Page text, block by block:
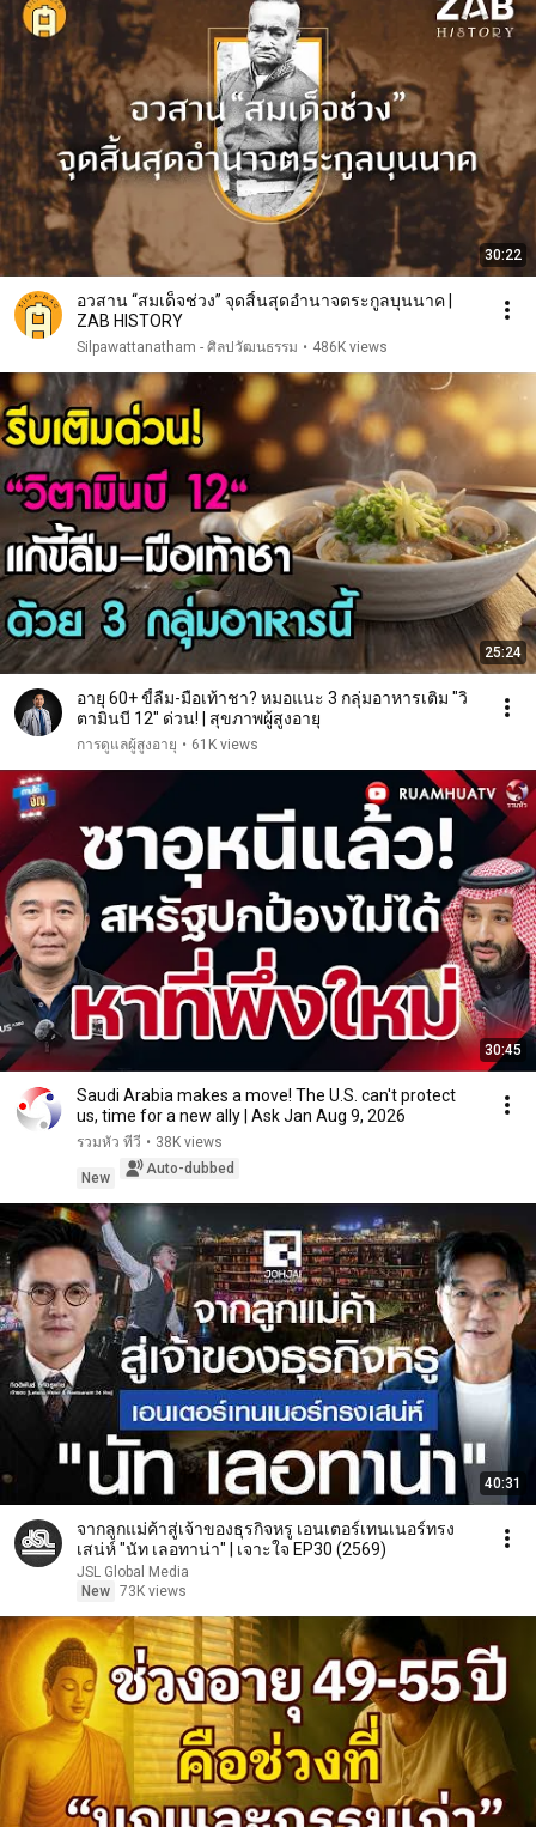
30:22
อวสาน “สมเด็จช่วง” จุดสิ้นสุดอำนาจตระกูลบุนนาค |
ZAB HISTORY
Silpawattanatham - ศิลปวัฒนธรรม • 486K views
25:24
อายุ 60+ ขี้ลืม-มือเท้าชา? หมอแนะ 3 กลุ่มอาหารเติม "วิ
ตามินบี 12" ด่วน! | สุขภาพผู้สูงอายุ
การดูแลผู้สูงอายุ • 61K views
30:45
Saudi Arabia makes a move! The U.S. can't protect
us, time for a new ally | Ask Jan Aug 9, 2026
รวมหัว ทีวี • 38K views
New
Auto-dubbed
40:31
จากลูกแม่ค้าสู่เจ้าของธุรกิจหรู เอนเตอร์เทนเนอร์ทรง
เสน่ห์ "นัท เลอทาน่า" | เจาะใจ EP30 (2569)
JSL Global Media
New 73K views